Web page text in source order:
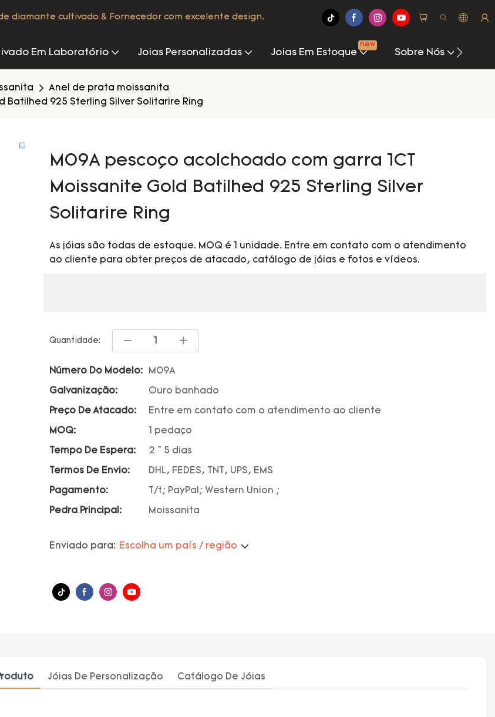
diamante cultivado & Fornecedor com excelente design.
Em Laboratório Joias Personalizadas Joias Em Estoque
new
Sobre Nós
Anel de prata moissanita
Batilhed 925 Sterling Silver Solitarire Ring
M09A pescoço acolchoado com garra 1CT
Moissanite Gold Batilhed 925 Sterling Silver
Solitarire Ring
As jóias são todas de estoque. MOQ é 1 unidade. Entre em contato com o atendimento
ao cliente para obter preços de atacado, catálogo de jóias e fotos e vídeos.
Quantidade:
Número Do Modelo: M09A
Galvanização: Ouro banhado
Preço De Atacado: Entre em contato com o atendimento ao cliente
MOQ: 1 pedaço
Tempo De Espera: 2 ~ 5 dias
Termos De Envio: DHL, FEDES, TNT, UPS, EMS
Pagamento: T/t; PayPal; Western Union ;
Pedra Principal: Moissanita
Enviado para: Escolha um país / região
Jóias De Personalização Catálogo De Jóias